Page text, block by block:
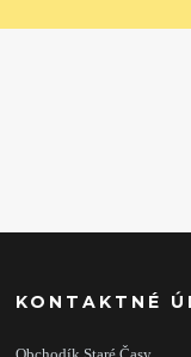
KONTAKTNÉ